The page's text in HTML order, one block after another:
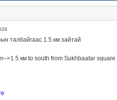
талбайгаас 1.5 км зайтай
км to south from Sukhbaatar square